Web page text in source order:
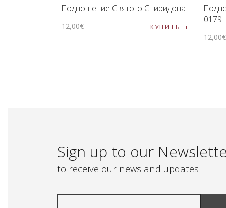
Подношение Святого Спиридона
12,00€ КУПИТЬ
0179
12,00€
Sign up to our
to receive our news and updates